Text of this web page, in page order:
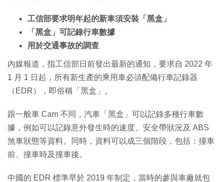
工信部要求明年起的新車須安裝「黑盒」
「黑盒」可記錄行車數據
用於交通事故的調查
內媒報道，指工信部日前發出最新的通知，要求自 2022 年
1 月 1 日起，所有新生產的乘用車必須配備行車記錄器
（EDR），即俗稱「黑盒」。
跟一般車 Cam 不同，汽車「黑盒」可以記錄多種行車數
據，例如可以記錄意外發生時的速度、安全帶狀況及 ABS
煞車狀態等資料。同時，資料可以成三個階段，包括：撞車
前、撞車時及撞車後。
中國的 EDR 標準早於 2019 年制定，當時的參與車廠就包